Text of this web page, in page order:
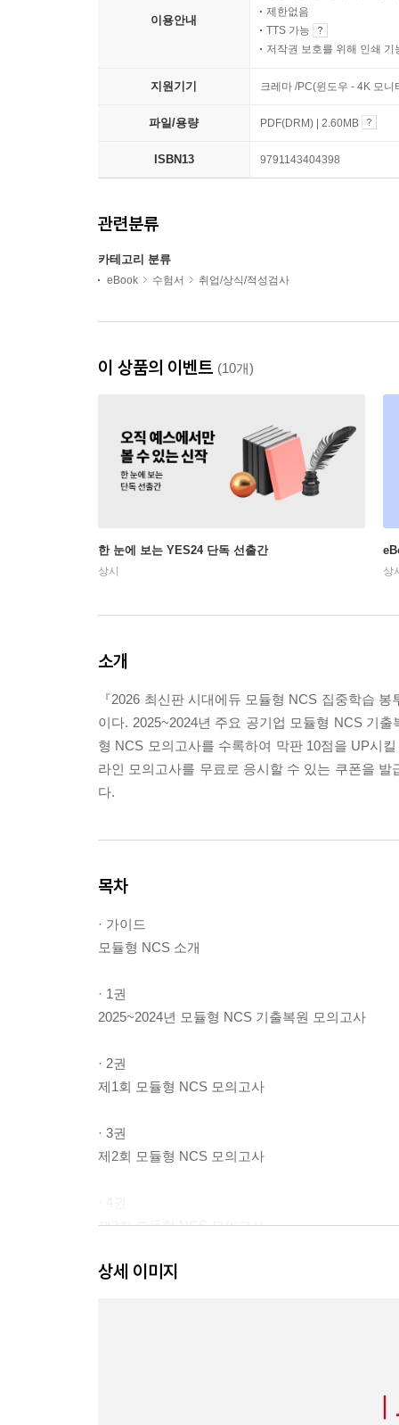
이용안내
제한없음
TTS 가능
저작권 보호를 위해 인쇄 기
지원기기 크레마 /PC(윈도우 - 4K 모
파일/용량 PDF(DRM) | 2.60MB
ISBN13 9791143404398
관련분류
카테고리 분류
eBook 수험서 취업/상식/적성검사
이 상품의 이벤트 (10개)
한 눈에 보는 YES24 단독 선출간
상시 상
소개
『2026 최신판 시대에듀 모듈형 NCS 집중학습
이다. 2025~2024년 주요 공기업 모듈형 NCS 기
형 NCS 모의고사를 수록하여 막판 10점을 UP시
라인 모의고사를 무료로 응시할 수 있는 쿠폰을
다.
목차
· 가이드
모듈형 NCS 소개
· 1권
2025~2024년 모듈형 NCS 기출복원 모의고사
· 2권
제1회 모듈형 NCS 모의고사
· 3권
제2회 모듈형 NCS 모의고사
제3회 모듈형 NCS 모의고사
· 5권
상세 이미지